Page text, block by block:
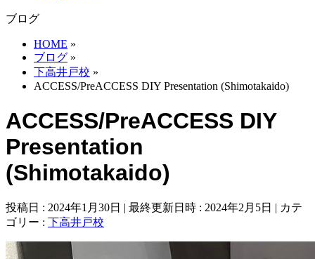
ブログ
HOME »
ブログ »
下高井戸校 »
ACCESS/PreACCESS DIY Presentation (Shimotakaido)
ACCESS/PreACCESS DIY
Presentation
(Shimotakaido)
投稿日 : 2024年1月30日 最終更新日時 : 2024年2月5日
カテ
ゴリー : 下高井戸校